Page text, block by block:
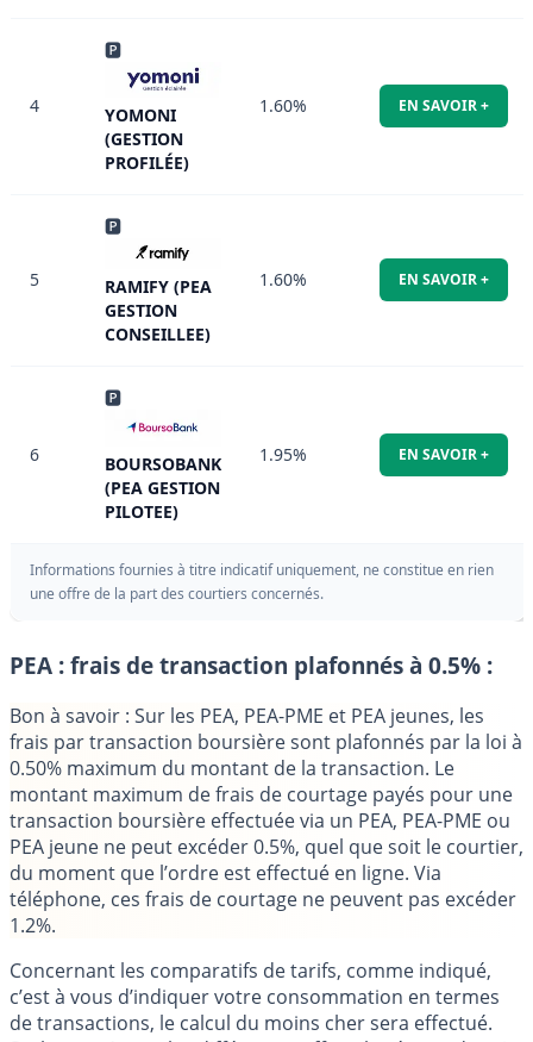
4
🅿
YOMONI
(GESTION
PROFILÉE)
1.60% EN SAVOIR +
5
🅿
RAMIFY (PEA
GESTION
CONSEILLEE)
1.60% EN SAVOIR +
6
🅿
BOURSOBANK
(PEA GESTION
PILOTEE)
1.95% EN SAVOIR +
Informations fournies à titre indicatif uniquement, ne constitue en rien
une offre de la part des courtiers concernés.
PEA : frais de transaction plafonnés à 0.5% :
Bon à savoir : Sur les PEA, PEA-PME et PEA jeunes, les
frais par transaction boursière sont plafonnés par la loi à
0.50% maximum du montant de la transaction. Le
montant maximum de frais de courtage payés pour une
transaction boursière effectuée via un PEA, PEA-PME ou
PEA jeune ne peut excéder 0.5%, quel que soit le courtier,
du moment que l’ordre est effectué en ligne. Via
téléphone, ces frais de courtage ne peuvent pas excéder
1.2%.
Concernant les comparatifs de tarifs, comme indiqué,
c’est à vous d’indiquer votre consommation en termes
de transactions, le calcul du moins cher sera effectué.